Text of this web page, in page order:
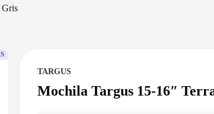
Gris
TARGUS
Mochila Targus 15-16″